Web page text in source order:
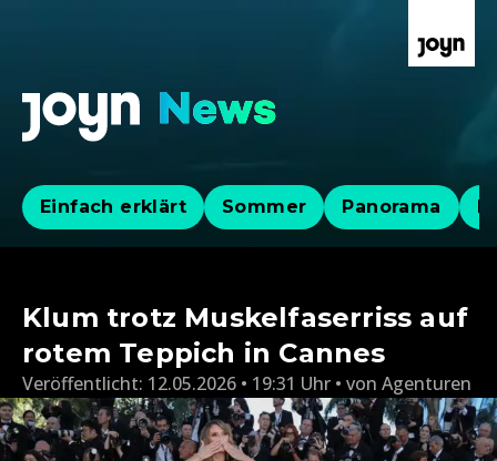
Einfach erklärt Sommer Panorama
Klum trotz Muskelfaserriss auf
rotem Teppich in Cannes
Veröffentlicht: 12.05.2026 • 19:31 Uhr von Agenturen